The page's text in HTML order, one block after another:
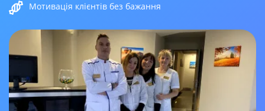
Мотивація клієнтів без бажання